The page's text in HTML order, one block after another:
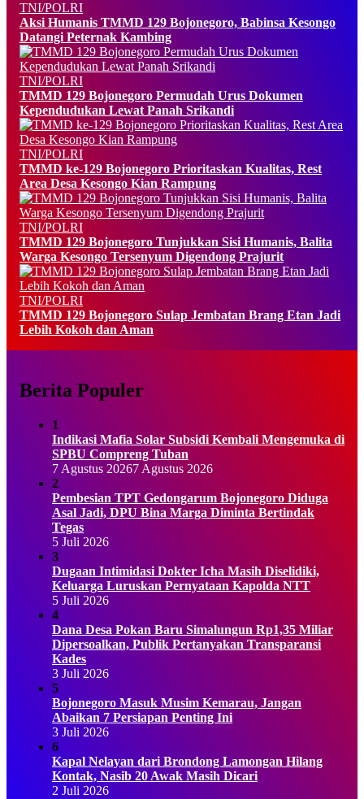
TNI/POLRI
Aksi Humanis TMMD 129 Bojonegoro, Babinsa Kesongo
Datangi Peternak Kambing
TNI/POLRI
TMMD 129 Bojonegoro Permudah Urus Dokumen
Kependudukan Lewat Panah Srikandi
TNI/POLRI
TMMD ke-129 Bojonegoro Prioritaskan Kualitas, Rest
Area Desa Kesongo Kian Rampung
TNI/POLRI
TMMD 129 Bojonegoro Tunjukkan Sisi Humanis, Balita
Warga Kesongo Tersenyum Digendong Prajurit
TNI/POLRI
TMMD 129 Bojonegoro Sulap Jembatan Brang Etan Jadi
Lebih Kokoh dan Aman
Berita Populer
1
Indikasi Mafia Solar Subsidi Kembali Mengemuka di
SPBU Compreng Tuban
7 Agustus 20267 Agustus 2026
2
Pembesian TPT Gedongarum Bojonegoro Diduga
Asal Jadi, DPU Bina Marga Diminta Bertindak
Tegas
5 Juli 2026
3
Dugaan Intimidasi Dokter Icha Masih Diselidiki,
Keluarga Luruskan Pernyataan Kapolda NTT
5 Juli 2026
4
Dana Desa Pokan Baru Simalungun Rp1,35 Miliar
Dipersoalkan, Publik Pertanyakan Transparansi
Kades
3 Juli 2026
5
Bojonegoro Masuk Musim Kemarau, Jangan
Abaikan 7 Persiapan Penting Ini
3 Juli 2026
6
Kapal Nelayan dari Brondong Lamongan Hilang
Kontak, Nasib 20 Awak Masih Dicari
2 Juli 2026